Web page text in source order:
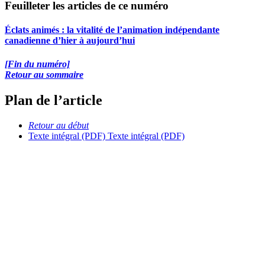
Feuilleter les articles de ce numéro
Éclats animés : la vitalité de l’animation indépendante
canadienne d’hier à aujourd’hui
[Fin du numéro]
Retour au sommaire
Plan de l’article
Retour au début
Texte intégral (PDF) Texte intégral (PDF)